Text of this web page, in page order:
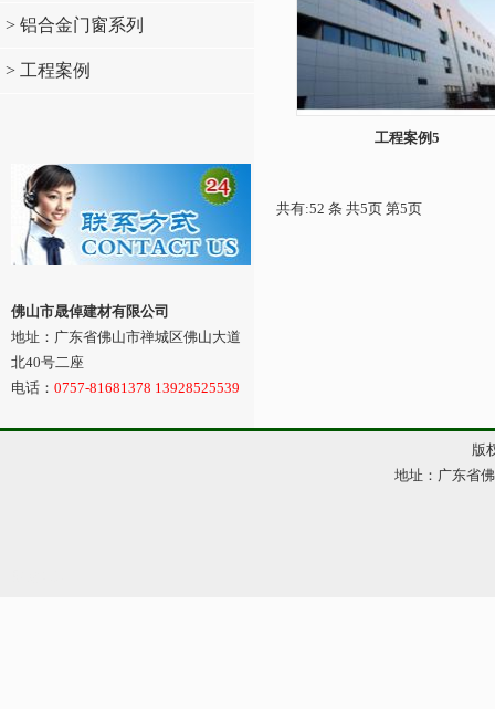
> 铝合金门窗系列
> 工程案例
佛山市晟倬建材有限公司
地址：广东省佛山市禅城区佛山大道
北40号二座
电话： 0757-81681378 13928525539
工程案例5
共有:52 条 共5页 第5页
版
地址：广东省